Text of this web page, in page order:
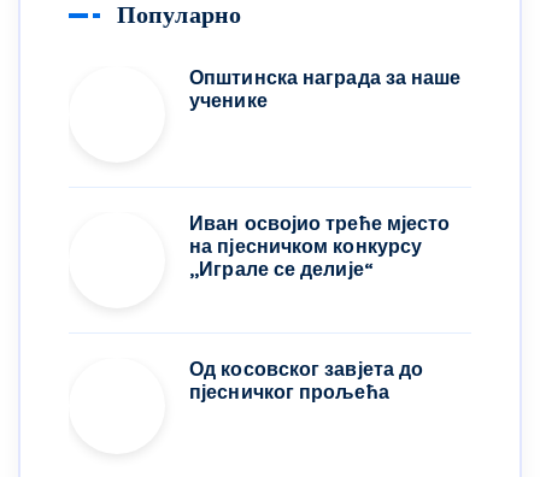
Популарно
Општинска награда за наше
ученике
Иван освојио треће мјесто
на пјесничком конкурсу
,,Играле се делије“
Од косовског завјета до
пјесничког прољећа